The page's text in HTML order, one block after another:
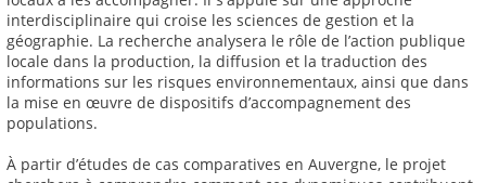
interdisciplinaire qui croise les sciences de gestion et la
géographie. La recherche analysera le rôle de l’action publique
locale dans la production, la diffusion et la traduction des
informations sur les risques environnementaux, ainsi que dans
la mise en œuvre de dispositifs d’accompagnement des
populations.
À partir d’études de cas comparatives en Auvergne, le projet